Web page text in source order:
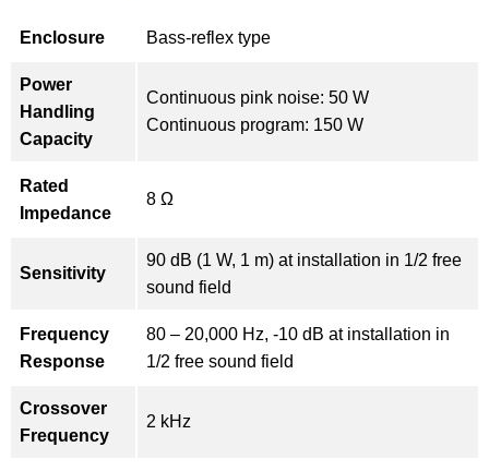
Enclosure Bass-reflex type
Power
Handling
Capacity
Continuous pink noise: 50 W
Continuous program: 150 W
Rated
Impedance
8 Ω
Sensitivity
90 dB (1 W, 1 m) at installation in 1/2 free
sound field
Frequency
Response
80 – 20,000 Hz, -10 dB at installation in
1/2 free sound field
Crossover
Frequency
2 kHz